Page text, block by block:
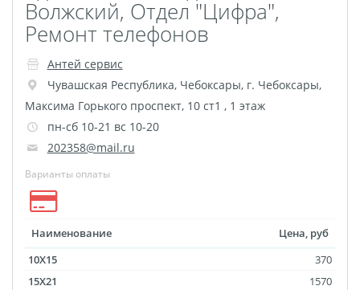
Волжский, Отдел "Цифра",
Ремонт телефонов
Антей сервис
Чувашская Республика, Чебоксары, г. Чебоксары,
Максима Горького проспект, 10 ст1 , 1 этаж
пн-сб 10-21 вс 10-20
202358@mail.ru
Варианты оплаты
Наименование
Цена, руб
10X15
370
15X21
1570